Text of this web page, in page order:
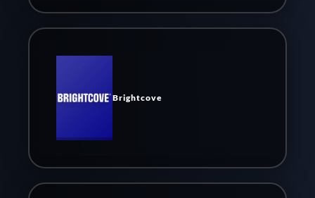
Brightcove